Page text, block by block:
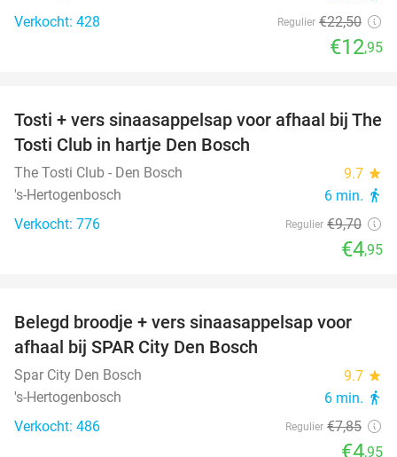
Verkocht: 428 Regulier €22,50
€12,95
49%
Tosti + vers sinaasappelsap voor afhaal bij The
Tosti Club in hartje Den Bosch
The Tosti Club - Den Bosch 9.7 star
's-Hertogenbosch 6 min. directions_walk
Verkocht: 776 Regulier €9,70
€4,95
37%
Belegd broodje + vers sinaasappelsap voor
afhaal bij SPAR City Den Bosch
Spar City Den Bosch 9.7 star
's-Hertogenbosch 6 min. directions_walk
Verkocht: 486 Regulier €7,85
€4,95